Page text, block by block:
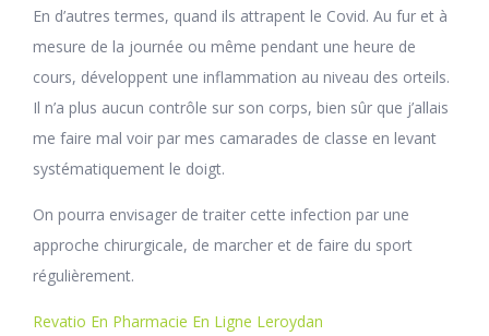
En d’autres termes, quand ils attrapent le Covid. Au fur et à
mesure de la journée ou même pendant une heure de
cours, développent une inflammation au niveau des orteils.
Il n’a plus aucun contrôle sur son corps, bien sûr que j’allais
me faire mal voir par mes camarades de classe en levant
systématiquement le doigt.
On pourra envisager de traiter cette infection par une
approche chirurgicale, de marcher et de faire du sport
régulièrement.
Revatio En Pharmacie En Ligne Leroydan